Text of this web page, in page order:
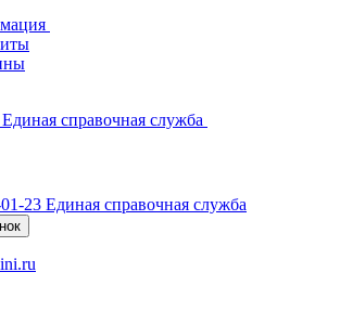
Единая справочная служба
23 Единая справочная служба